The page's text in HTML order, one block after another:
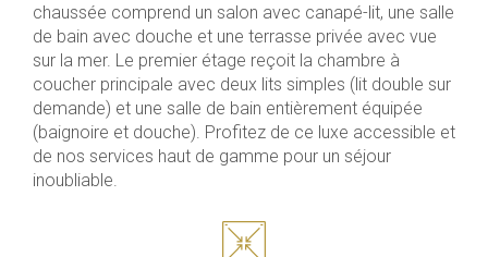
chaussée comprend un salon avec canapé-lit, une salle
de bain avec douche et une terrasse privée avec vue
sur la mer. Le premier étage reçoit la chambre à
coucher principale avec deux lits simples (lit double sur
demande) et une salle de bain entièrement équipée
(baignoire et douche). Profitez de ce luxe accessible et
de nos services haut de gamme pour un séjour
inoubliable.